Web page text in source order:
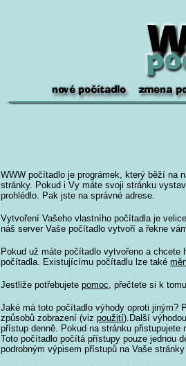
WWW počítadlo je prográmek, který běží na
stránky. Pokud i Vy máte svoji stránku
prohlédlo. Pak jste na správné adrese.
Vytvoření Vašeho vlastního počítadla je
náš server Vaše počítadlo vytvoří a řekne
Pokud už máte počítadlo vytvořeno a
počítadla. Existujícímu počítadlu lze také
Jestliže potřebujete pomoc, přečtete si k
Jaké má toto počítadlo výhody oproti
způsobů zobrazení (viz použití).Další
přístup denně. Pokud na stránku
Toto počítadlo počítá přístupy pouze jednou
podrobným výpisem přístupů na Vaše